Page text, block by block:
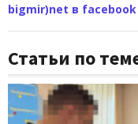
bigmir)net в facebook
Статьи по